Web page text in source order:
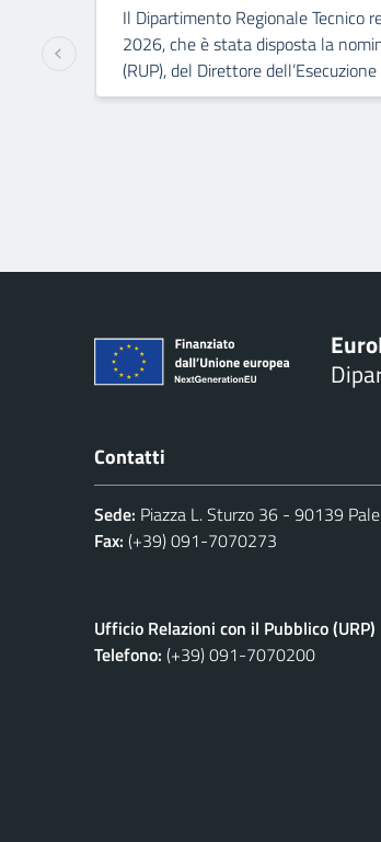
Il Dipartimento Regionale Tecnico
2026, che è stata disposta la
(RUP), del Direttore
Euro
Contatti
Sede: Piazza L. Sturzo 36 - 90139
Fax: (+39) 091-7070273
Ufficio Relazioni con il Pubblico (URP)
Telefono: (+39) 091-7070200